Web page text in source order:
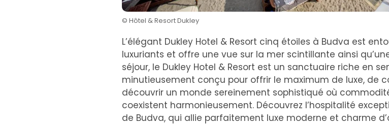
© Hôtel & Resort Dukley
L’élégant Dukley Hotel & Resort cinq étoiles à Budva est
luxuriants et offre une vue sur la mer scintillante ainsi
séjour, le Dukley Hotel & Resort est un sanctuaire riche en
minutieusement conçu pour offrir le maximum de luxe, de
découvrir un monde sereinement sophistiqué où
coexistent harmonieusement. Découvrez l’hospitalité
de Budva, qui allie parfaitement luxe moderne et charme